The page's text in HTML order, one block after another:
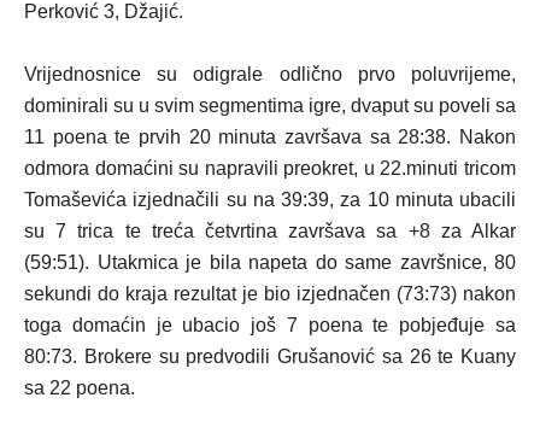
Perković 3, Džajić.
Vrijednosnice su odigrale odlično prvo poluvrijeme,
dominirali su u svim segmentima igre, dvaput su poveli sa
11 poena te prvih 20 minuta završava sa 28:38. Nakon
odmora domaćini su napravili preokret, u 22.minuti tricom
Tomaševića izjednačili su na 39:39, za 10 minuta ubacili
su 7 trica te treća četvrtina završava sa +8 za Alkar
(59:51). Utakmica je bila napeta do same završnice, 80
sekundi do kraja rezultat je bio izjednačen (73:73) nakon
toga domaćin je ubacio još 7 poena te pobjeđuje sa
80:73. Brokere su predvodili Grušanović sa 26 te Kuany
sa 22 poena.